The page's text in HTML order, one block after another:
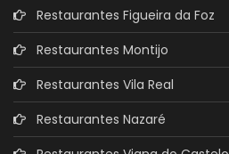
Restaurantes Figueira da Foz
Restaurantes Montijo
Restaurantes Vila Real
Restaurantes Nazaré